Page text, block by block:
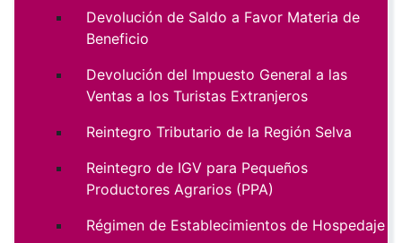
Devolución de Saldo a Favor Materia de
Beneficio
Devolución del Impuesto General a las
Ventas a los Turistas Extranjeros
Reintegro Tributario de la Región Selva
Reintegro de IGV para Pequeños
Productores Agrarios (PPA)
Régimen de Establecimientos de Hospedaje